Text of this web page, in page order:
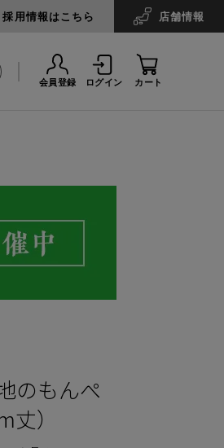
採用情報はこちら 店舗情報
会員登録 ログイン カート
のもんぺ
）